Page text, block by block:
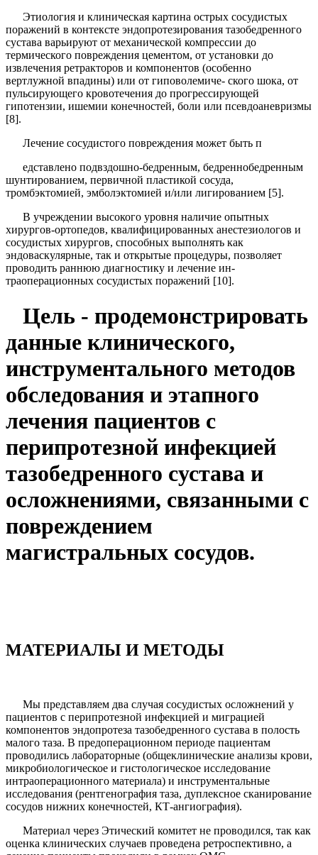
Этиология и клиническая картина острых сосуди­стых
поражений в контексте эндопротезирования та­зобедренного
сустава варьируют от механической ком­прессии до
термического повреждения цементом, от установки до
извлечения ретракторов и компонентов (особенно
вертлужной впадины) или от гиповолемиче- ского шока, от
пульсирующего кровотечения до про­грессирующей
гипотензии, ишемии конечностей, боли или псевдоаневризмы
[8].
Лечение сосудистого повреждения может быть п
едставлено подвздошно-бедренным, бедренно­бедренным
шунтированием, первичной пластикой сосуда,
тромбэктомией, эмболэктомией и/или лиги­рованием [5].
В учреждении высокого уровня наличие опытных
хирургов-ортопедов, квалифицированных анестезио­логов и
сосудистых хирургов, способных выполнять как
эндоваскулярные, так и открытые процедуры, по­зволяет
проводить раннюю диагностику и лечение ин­
траоперационных сосудистых поражений [10].
Цель - продемонстрировать
данные клинического,
инструментального методов
обследования и этапного
лечения пациентов с
перипротезной инфекцией
тазо­бедренного сустава и
осложнениями, связанными с
по­вреждением
магистральных сосудов.
МАТЕРИАЛЫ И МЕТОДЫ
Мы представляем два случая сосудистых осложне­ний у
пациентов с перипротезной инфекцией и мигра­цией
компонентов эндопротеза тазобедренного сустава в полость
малого таза. В предоперационном периоде пациентам
проводились лабораторные (общеклиниче­ские анализы крови,
микробиологическое и гистологи­ческое исследование
интраоперационного материала) и инструментальные
исследования (рентгенография таза, дуплексное сканирование
сосудов нижних конеч­ностей, КТ-ангиография).
Материал через Этический комитет не проводился, так как
оценка клинических случаев проведена ретро­спективно, а